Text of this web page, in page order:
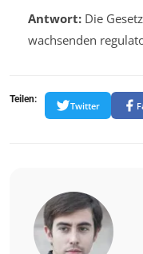
Antwort:Die
wachsenden
Teilen:
Twitter